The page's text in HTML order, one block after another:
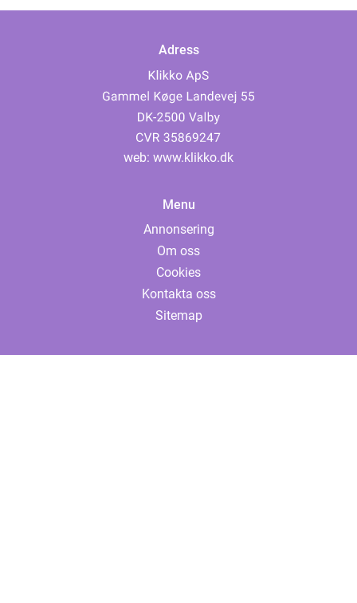
Adress
web: www.klikko.dk
Menu
Annonsering
Om oss
Cookies
Kontakta oss
Sitemap